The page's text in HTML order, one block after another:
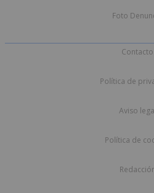
Foto
Contacto
Política de
Aviso
Política de